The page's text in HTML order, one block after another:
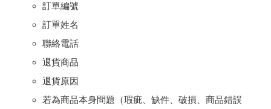
訂單編號
訂單姓名
聯絡電話
退貨商品
退貨原因
若為商品本身問題（瑕疵、缺件、破損、商品錯誤